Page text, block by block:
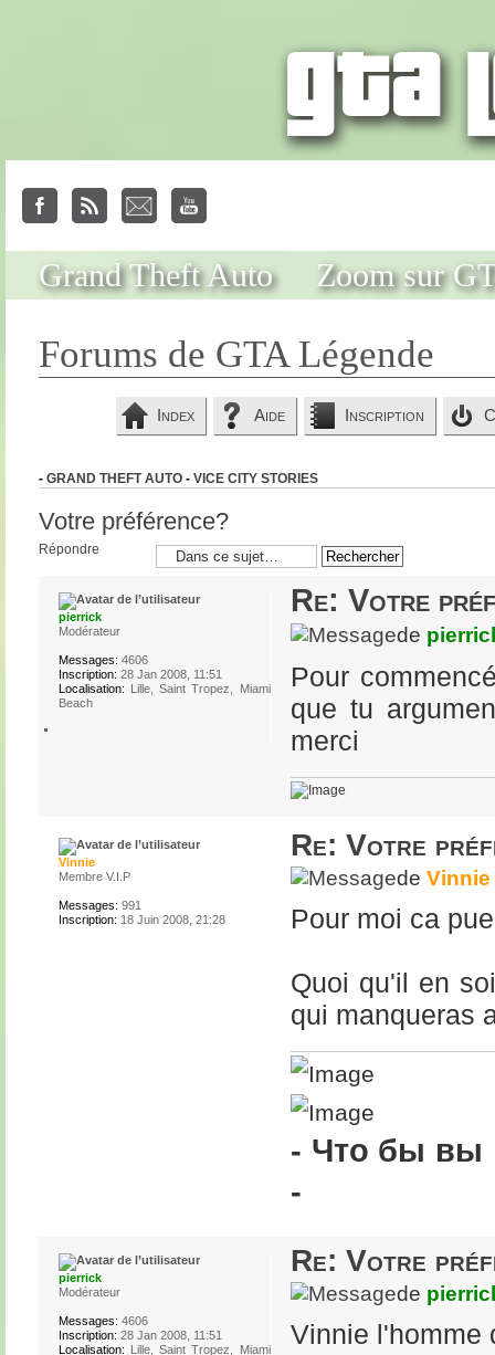
Grand Theft Auto Zoom sur
Forums de GTA Légende
Index Aide Inscription
- GRAND THEFT AUTO - VICE CITY STORIES
Votre préférence?
Répondre
Re: Votre
de
Pour
que tu
merci
pierrick
Modérateur
Messages: 4606
Inscription: 28 Jan 2008, 11:51
Localisation: Lille, Saint Tropez, Miami
Beach
Re: Votre
de Vinnie
Pour moi ca
Quoi qu'il en
qui manqueras
- Что бы вы
-
Vinnie
Membre V.I.P
Messages: 991
Inscription: 18 Juin 2008, 21:28
Re: Votre
de
Vinnie l'homme
pierrick
Modérateur
Messages: 4606
Inscription: 28 Jan 2008, 11:51
Localisation: Lille, Saint Tropez, Miami